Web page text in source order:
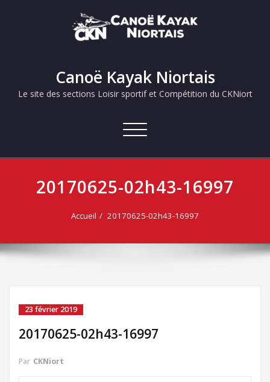
Canoë Kayak Niortais
Le site des sections Loisir sportif et Compétition du CKNiort
Afficher/masquer
navigation
20170625-02h43-16997
Accueil 20170625-02h43-16997
23 février 2019
20170625-02h43-16997
Par CKNiort